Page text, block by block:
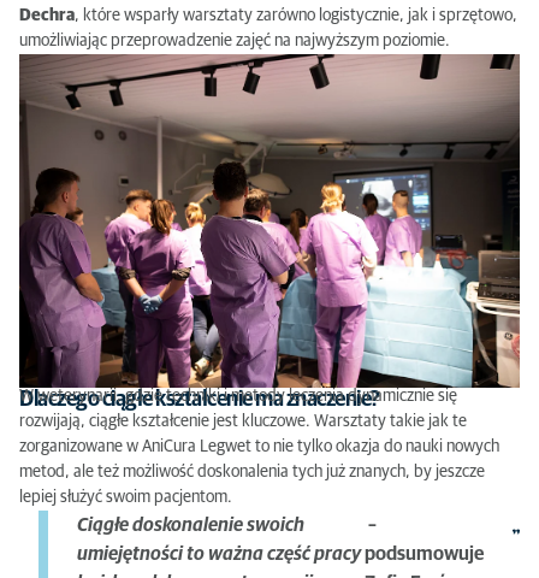
Dechra, które wsparły warsztaty zarówno logistycznie, jak i sprzętowo,
umożliwiając przeprowadzenie zajęć na najwyższym poziomie.
Dlaczego ciągłe kształcenie ma znaczenie?
W weterynarii, gdzie techniki i metody leczenia dynamicznie się
rozwijają, ciągłe kształcenie jest kluczowe. Warsztaty takie jak te
zorganizowane w AniCura Legwet to nie tylko okazja do nauki nowych
metod, ale też możliwość doskonalenia tych już znanych, by jeszcze
lepiej służyć swoim pacjentom.
Ciągłe doskonalenie swoich
umiejętności to ważna część pracy
–
podsumowuje